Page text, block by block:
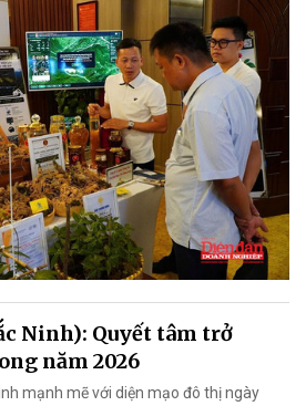
Ninh): Quyết tâm trở
năm 2026
mạnh mẽ với diện mạo đô thị ngày